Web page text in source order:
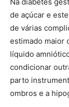
de açúcar e
de várias
estimado maior
líquido
condicionar
parto
ombros e a